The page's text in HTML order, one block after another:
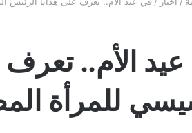
الأم.. تعرف
للمرأة